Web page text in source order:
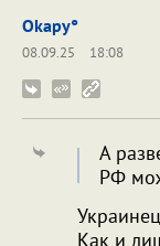
Okapy°
08.09.25
18:08
А
РФ
Как и